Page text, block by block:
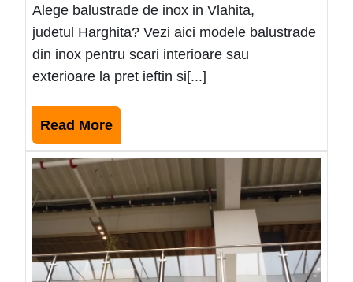
Alege balustrade de inox in Vlahita,
judetul Harghita? Vezi aici modele balustrade
din inox pentru scari interioare sau
exterioare la pret ieftin si[...]
Read MoreRead
More